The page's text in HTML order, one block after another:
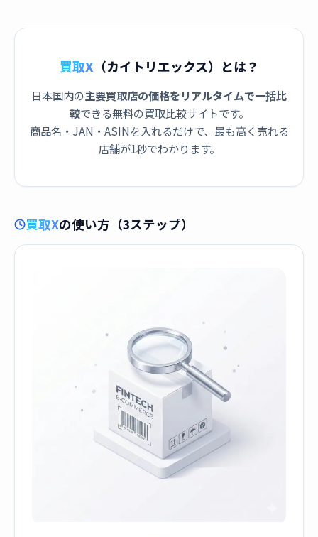
買取X （カイトリエックス）とは？
日本国内の主要買取店の価格をリアルタイムで一括比
較できる無料の買取比較サイトです。
商品名・JAN・ASINを入れるだけで、最も高く売れる
店舗が1秒でわかります。
買取Xの使い方（3ステップ）